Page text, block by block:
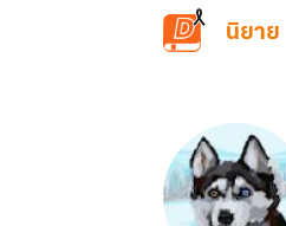
ข้ามไปยังเนื้อหาหลัก
นิยาย